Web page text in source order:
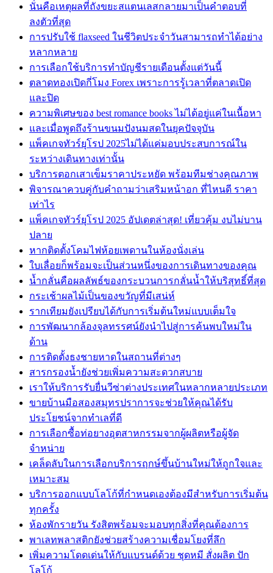
นั่นคือเหตุผลที่ถังขยะสแตนเลสกลายมาเป็นคำตอบที่
ลงตัวที่สุด
การปรับใช้ flaxseed ในชีวิตประจำวันสามารถทำได้อย่าง
หลากหลาย
การเลือกใช้บริการทำบัญชีรายเดือนตั้งแต่วันนี้
ตลาดทองเปิดกี่โมง Forex เพราะการรู้เวลาที่ตลาดเปิด
และปิด
ความพิเศษของ best romance books ไม่ได้อยู่แค่ในเนื้อหา
และเมื่อพูดถึงร้านขนมปังนมสดในยุคปัจจุบัน
แพ็คเกจทัวร์ยุโรป 2025ไม่ได้แค่มอบประสบการณ์ใน
ระหว่างเดินทางเท่านั้น
บริการตอกเสาเข็มราคาประหยัด พร้อมทีมช่างคุณภาพ
พิจารณาควบคู่กับคำถามว่าเสริมหน้าอก ที่ไหนดี ราคา
เท่าไร
แพ็คเกจทัวร์ยุโรป 2025 อัปเดตล่าสุด! เที่ยวคุ้ม งบไม่บาน
ปลาย
หากติดตั้งโคมไฟห้อยเพดานในห้องนั่งเล่น
ใบเลื่อยก็พร้อมจะเป็นส่วนหนึ่งของการเดินทางของคุณ
น้ำกลั่นคือผลลัพธ์ของกระบวนการกลั่นน้ำให้บริสุทธิ์ที่สุด
กระเช้าผลไม้เป็นของขวัญที่มีเสน่ห์
รากเทียมยังเปรียบได้กับการเริ่มต้นใหม่แบบเต็มใจ
การพัฒนากล้องจุลทรรศน์ยังนำไปสู่การค้นพบใหม่ใน
ด้าน
การติดตั้งธงชายหาดในสถานที่ต่างๆ
สารกรองน้ำยังช่วยเพิ่มความสะดวกสบาย
เราให้บริการรับยื่นวีซ่าต่างประเทศในหลากหลายประเภท
ขายบ้านมือสองสมุทรปราการจะช่วยให้คุณได้รับ
ประโยชน์จากทำเลที่ดี
การเลือกซื้อท่อยางอุตสาหกรรมจากผู้ผลิตหรือผู้จัด
จำหน่าย
เคล็ดลับในการเลือกบริการฤกษ์ขึ้นบ้านใหม่ให้ถูกใจและ
เหมาะสม
บริการออกแบบโลโก้ที่กำหนดเองต้องมีสำหรับการเริ่มต้น
ทุกครั้ง
ห้องพักรายวัน รังสิตพร้อมจะมอบทุกสิ่งที่คุณต้องการ
พาเลทพลาสติกยังช่วยสร้างความเชื่อมโยงที่ลึก
เพิ่มความโดดเด่นให้กับแบรนด์ด้วย ชุดหมี สั่งผลิต ปัก
โลโก้